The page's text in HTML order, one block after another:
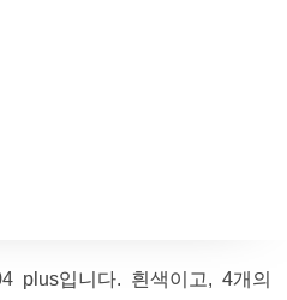
plus입니다. 흰색이고, 4개의